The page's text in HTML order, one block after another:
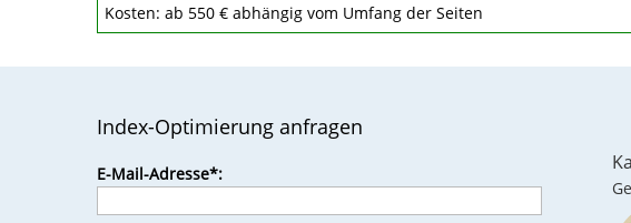
Kosten: ab 550 € abhängig vom Umfang der Seiten
Index-Optimierung anfragen
lasse
dieses
E-Mail-Adresse*: